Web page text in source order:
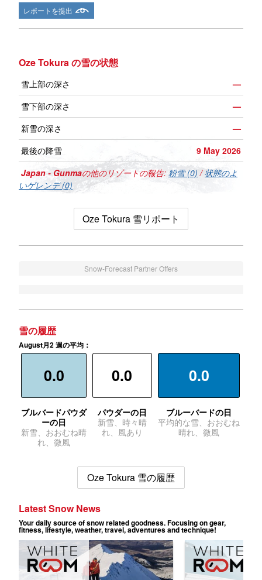
レポートを提出
Oze Tokura の雪の状態
雪上部の深さ
—
雪下部の深さ
—
新雪の深さ
—
最後の降雪
9 May 2026
Japan - Gunmaの他のリゾートの報告: 粉雪 (0) /状態のよ
いゲレンデ (0)
Oze Tokura 雪リポート
Snow-Forecast Partner Offers
雪の履歴
August月2 週の平均：
0.0
ブルバードパウダ
ーの日
新雪、おおむね晴
れ、微風
0.0
パウダーの日
新雪、時々晴
れ、風あり
0.0
ブルーバードの日
平均的な雪、おおむね
晴れ、微風
Oze Tokura 雪の履歴